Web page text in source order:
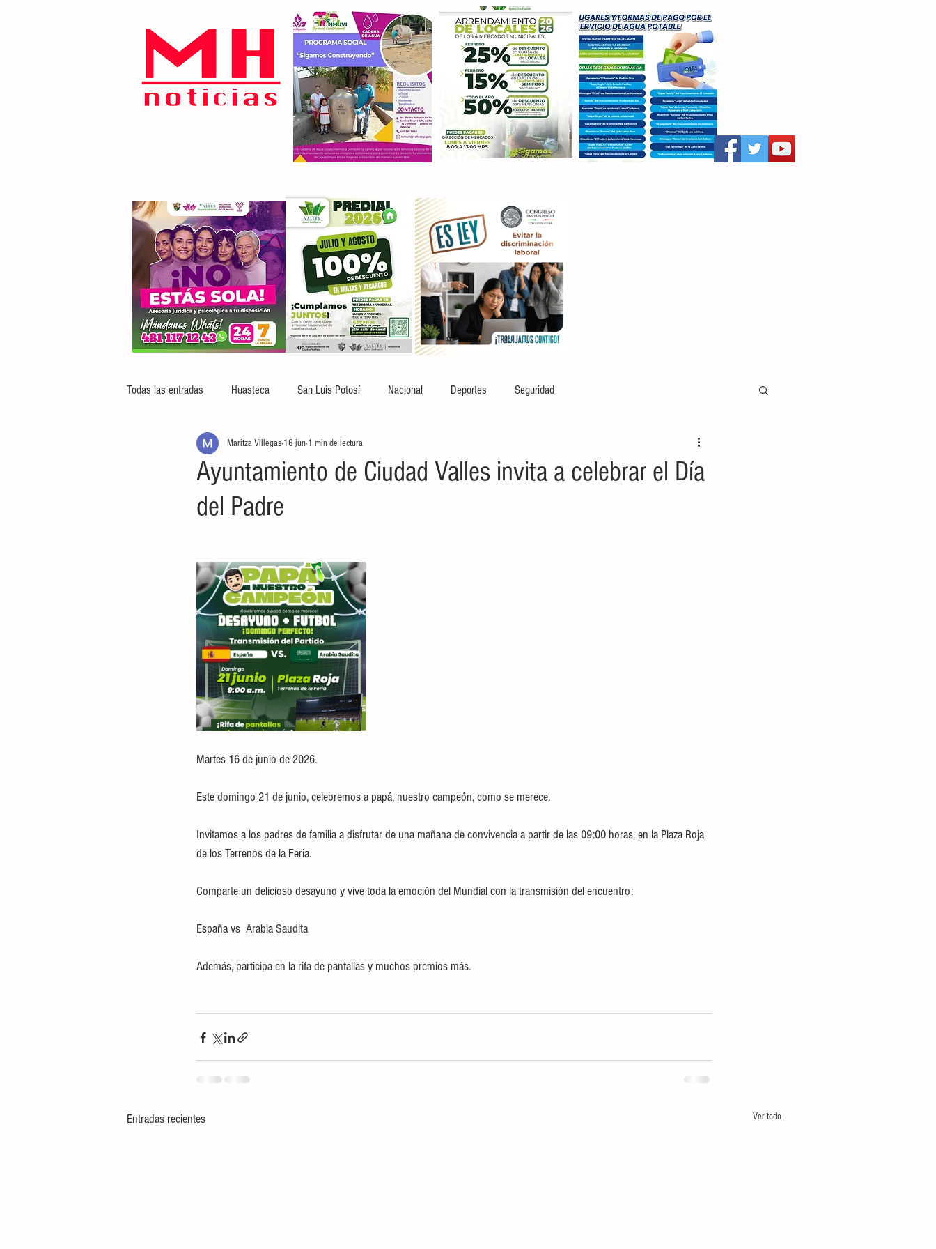
Todas las entradas Huasteca San Luis Potosí Nacional Deportes Seguridad
Ayuntamiento de Ciudad Valles invita a celebrar el Día
del Padre
Maritza Villegas 16 jun 1 min de lectura
Martes 16 de junio de 2026.
Este domingo 21 de junio, celebremos a papá, nuestro campeón, como se merece.
Invitamos a los padres de familia a disfrutar de una mañana de convivencia a partir de las 09:00 horas, en la Plaza Roja
de los Terrenos de la Feria.
Comparte un delicioso desayuno y vive toda la emoción del Mundial con la transmisión del encuentro:
España vs  Arabia Saudita
Además, participa en la rifa de pantallas y muchos premios más.
Entradas recientes Ver todo